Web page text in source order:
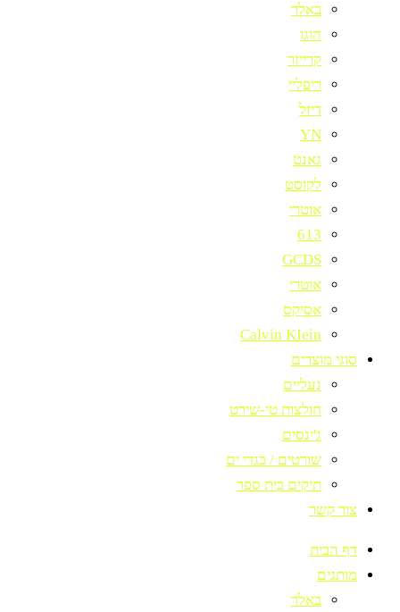
באלר
הוגו
קרייזר
ריפליי
דיזל
YN
גאנט
לקוסט
אוטרי
613
GCDS
אוטרי
אסיקס
Calvin KIein
סוגי מוצרים
נעליים
חולצות טי-שירט
ג'ינסים
שורטים / בגדי ים
תיקים בית ספר
צור קשר
דף הבית
מותגים
באלר